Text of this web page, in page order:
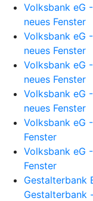
Volksbank eG
neues Fenster
Volksbank eG
neues Fenster
Volksbank eG
neues Fenster
Volksbank eG
neues Fenster
Volksbank eG
Fenster
Volksbank eG
Fenster
Gestalterbank
Gestalterbank